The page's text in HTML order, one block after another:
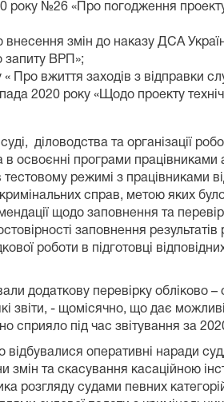
року №26 «Про погодження
змін до наказу ДСА
запиту ВРП»;
вжиття заходів з відправки
2020 року «Щодо проекту
діловодства та організації
освоєнні програми працівниками
режимі з працівниками
справ, метою яких
щодо заповнення та
заповнення
роботи в підготовці
додаткову перевірку обліково
звіти, - щомісячно, що дає
сприяло під час звітування за
оперативні наради
змін та скасування касаційною
розгляду судами певних